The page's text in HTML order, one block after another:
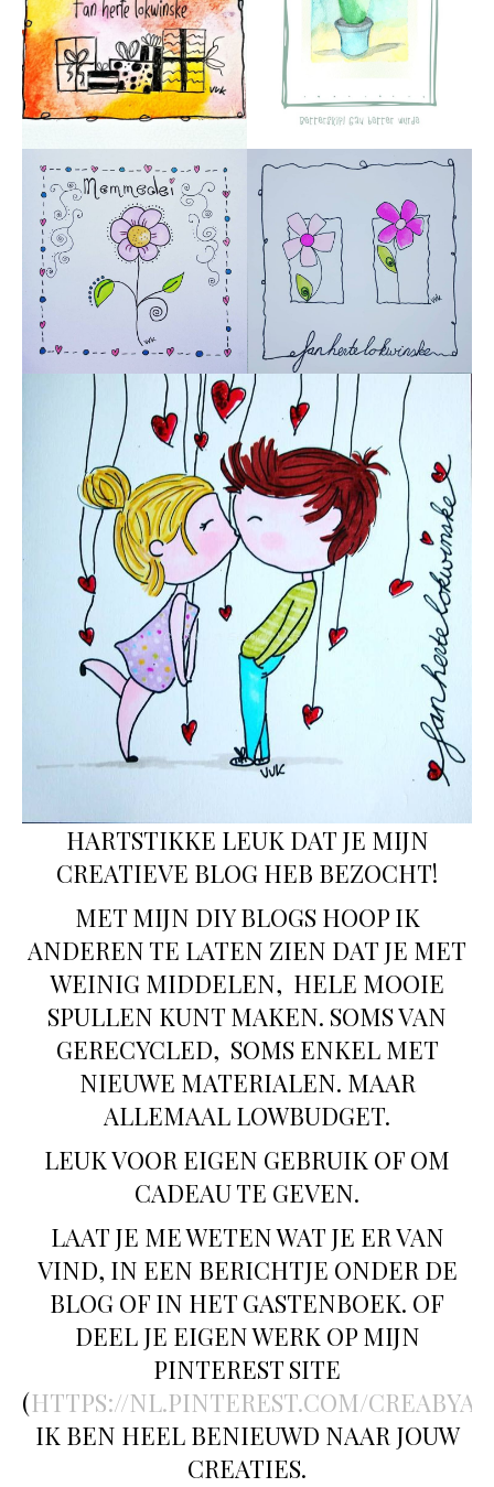
HARTSTIKKE LEUK DAT JE MIJN
CREATIEVE BLOG HEB BEZOCHT!
MET MIJN DIY BLOGS HOOP IK
ANDEREN TE LATEN ZIEN DAT JE MET
WEINIG MIDDELEN, HELE MOOIE
SPULLEN KUNT MAKEN. SOMS VAN
GERECYCLED, SOMS ENKEL MET
NIEUWE MATERIALEN. MAAR
ALLEMAAL LOWBUDGET.
LEUK VOOR EIGEN GEBRUIK OF OM
CADEAU TE GEVEN.
LAAT JE ME WETEN WAT JE ER VAN
VIND, IN EEN BERICHTJE ONDER DE
BLOG OF IN HET GASTENBOEK. OF
DEEL JE EIGEN WERK OP MIJN
PINTEREST SITE
(HTTPS://NL.PINTEREST.COM/
IK BEN HEEL BENIEUWD NAAR JOUW
CREATIES.